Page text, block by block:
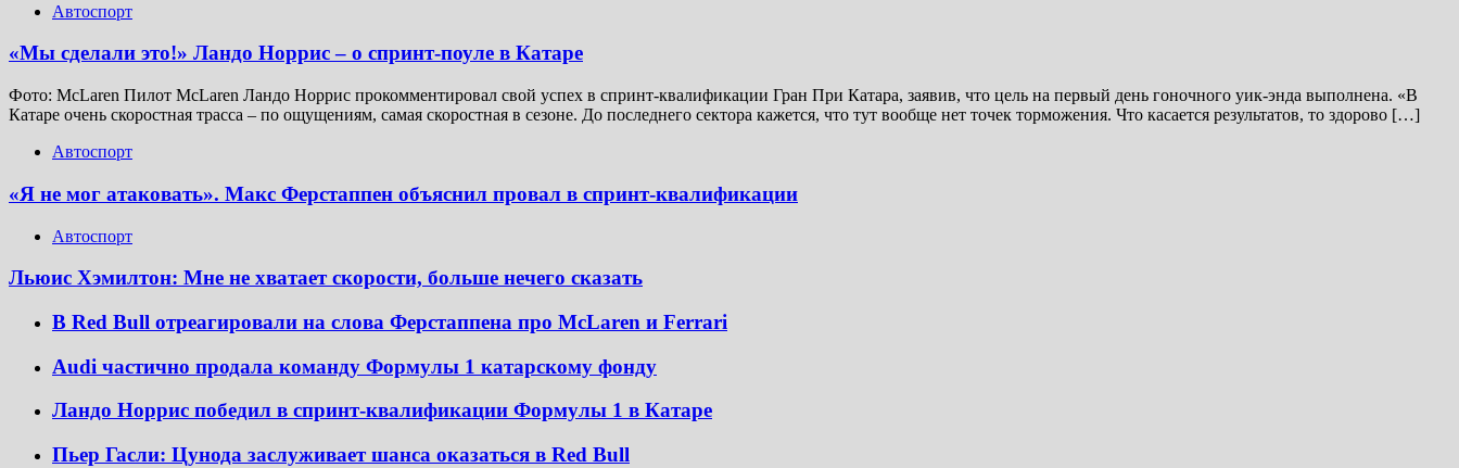
Автоспорт
«Мы сделали это!» Ландо Норрис – о спринт-поуле в Катаре
Фото: McLaren Пилот McLaren Ландо Норрис прокомментировал свой успех в спринт-квалификации Гран При Катара, заявив, что цель на первый день гоночного уик-энда выполнена. «В
Катаре очень скоростная трасса – по ощущениям, самая скоростная в сезоне. До последнего сектора кажется, что тут вообще нет точек торможения. Что касается результатов, то здорово […]
Автоспорт
«Я не мог атаковать». Макс Ферстаппен объяснил провал в спринт-квалификации
Автоспорт
Льюис Хэмилтон: Мне не хватает скорости, больше нечего сказать
В Red Bull отреагировали на слова Ферстаппена про McLaren и Ferrari
Audi частично продала команду Формулы 1 катарскому фонду
Ландо Норрис победил в спринт-квалификации Формулы 1 в Катаре
Пьер Гасли: Цунода заслуживает шанса оказаться в Red Bull